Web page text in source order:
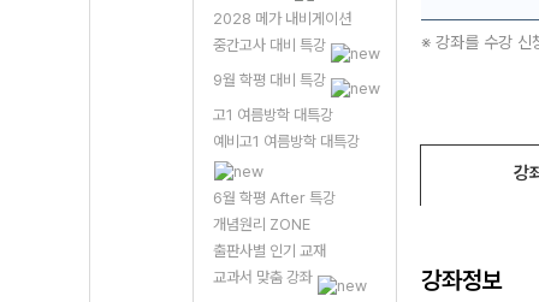
2028 메가 내비게이션
중간고사 대비 특강
9월 학평 대비 특강
고1 여름방학 대특강
예비고1 여름방학 대특강
6월 학평 After 특강
개념원리 ZONE
출판사별 인기 교재
교과서 맞춤 강좌
※ 강좌를 수강 신
강
강좌정보